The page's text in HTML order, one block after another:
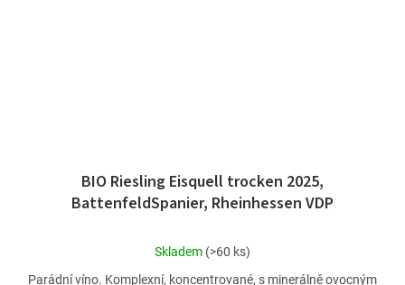
BIO Riesling Eisquell trocken 2025,
BattenfeldSpanier, Rheinhessen VDP
Průměrné
produktu
Skladem (>60 ks)
Parádní víno. Komplexní, koncentrované, s minerálně ovocným